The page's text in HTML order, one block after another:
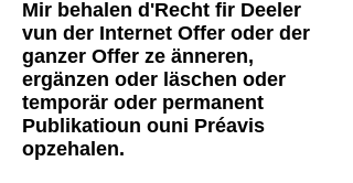
Mir behalen d'Recht fir Deeler
vun der Internet Offer oder der
ganzer Offer ze änneren,
ergänzen oder läschen oder
temporär oder permanent
Publikatioun ouni Préavis
opzehalen.